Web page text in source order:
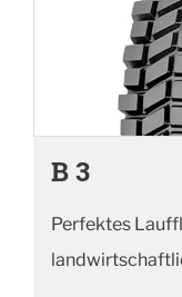
B 3
Perfektes